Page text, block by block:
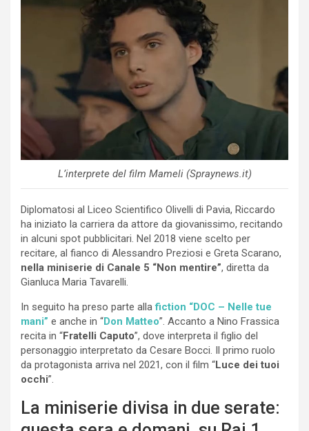
L’interprete del film Mameli (Spraynews.it)
Diplomatosi al Liceo Scientifico Olivelli di Pavia, Riccardo
ha iniziato la carriera da attore da giovanissimo, recitando
in alcuni spot pubblicitari. Nel 2018 viene scelto per
recitare, al fianco di Alessandro Preziosi e Greta Scarano,
nella miniserie di Canale 5 “Non mentire”, diretta da
Gianluca Maria Tavarelli.
In seguito ha preso parte allafiction “DOC – Nelle tue
mani” e anche in “Don Matteo”. Accanto a Nino Frassica
recita in “Fratelli Caputo”, dove interpreta il figlio del
personaggio interpretato da Cesare Bocci. Il primo ruolo
da protagonista arriva nel 2021, con il film “Luce dei tuoi
occhi”.
La miniserie divisa in due serate: